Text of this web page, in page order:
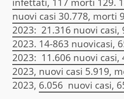
nuovi casi 30.778, morti
2023: 21.316 nuovi casi,
2023. 14-863 nuovicasi,
2023: 11.606 nuovi casi,
2023, nuovi casi 5.919,
2023, 6.056 nuovi casi,